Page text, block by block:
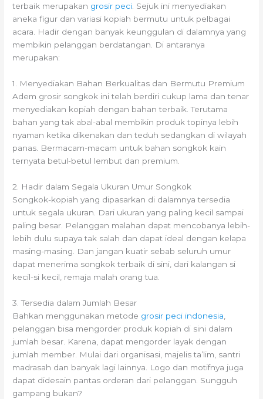
terbaik merupakan grosir peci. Sejuk ini menyediakan
aneka figur dan variasi kopiah bermutu untuk pelbagai
acara. Hadir dengan banyak keunggulan di dalamnya yang
membikin pelanggan berdatangan. Di antaranya
merupakan:
1. Menyediakan Bahan Berkualitas dan Bermutu Premium
Adem grosir songkok ini telah berdiri cukup lama dan tenar
menyediakan kopiah dengan bahan terbaik. Terutama
bahan yang tak abal-abal membikin produk topinya lebih
nyaman ketika dikenakan dan teduh sedangkan di wilayah
panas. Bermacam-macam untuk bahan songkok kain
ternyata betul-betul lembut dan premium.
2. Hadir dalam Segala Ukuran Umur Songkok
Songkok-kopiah yang dipasarkan di dalamnya tersedia
untuk segala ukuran. Dari ukuran yang paling kecil sampai
paling besar. Pelanggan malahan dapat mencobanya lebih-
lebih dulu supaya tak salah dan dapat ideal dengan kelapa
masing-masing. Dan jangan kuatir sebab seluruh umur
dapat menerima songkok terbaik di sini, dari kalangan si
kecil-si kecil, remaja malah orang tua.
3. Tersedia dalam Jumlah Besar
Bahkan menggunakan metode grosir peci indonesia
pelanggan bisa mengorder produk kopiah di sini dalam
jumlah besar. Karena, dapat mengorder layak dengan
jumlah member. Mulai dari organisasi, majelis ta’lim, santri
madrasah dan banyak lagi lainnya. Logo dan motifnya juga
dapat didesain pantas orderan dari pelanggan. Sungguh
gampang bukan?